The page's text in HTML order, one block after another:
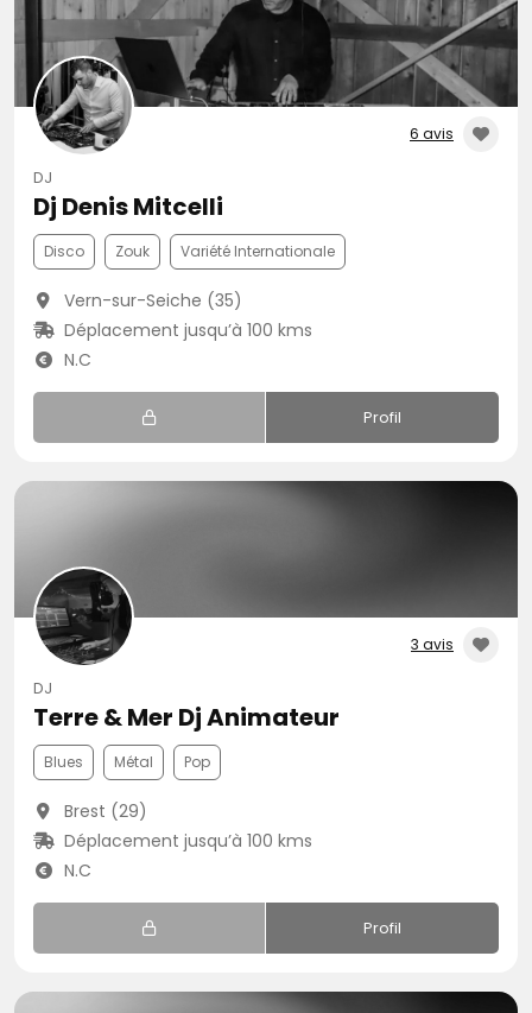
6 avis
DJ
Dj Denis Mitcelli
Disco Zouk Variété Internationale
Vern-sur-Seiche (35)
Déplacement jusqu’à 100 kms
N.C
Profil
3 avis
DJ
Terre & Mer Dj Animateur
Blues Métal Pop
Brest (29)
Déplacement jusqu’à 100 kms
N.C
Profil